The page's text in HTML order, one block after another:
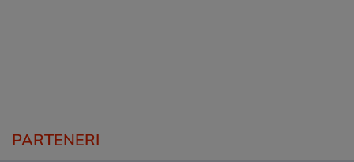
PARTENERI